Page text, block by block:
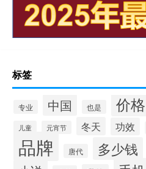
标签
专业 中国 也是 价格
儿童 元宵节 冬天 功效
品牌 唐代 多少钱